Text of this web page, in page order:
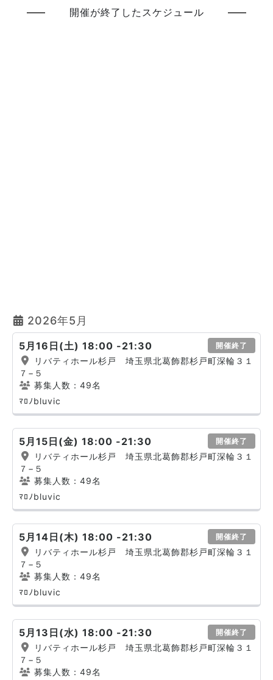
開催が終了したスケジュール
2026年5月
5月16日(土) 18:00 -21:30 開催終了
リバティホール杉戸 埼玉県北葛飾郡杉戸町深輪３１
７−５
募集人数：49名
ﾏﾛﾉbluvic
5月15日(金) 18:00 -21:30 開催終了
リバティホール杉戸 埼玉県北葛飾郡杉戸町深輪３１
７−５
募集人数：49名
ﾏﾛﾉbluvic
5月14日(木) 18:00 -21:30 開催終了
リバティホール杉戸 埼玉県北葛飾郡杉戸町深輪３１
７−５
募集人数：49名
ﾏﾛﾉbluvic
5月13日(水) 18:00 -21:30 開催終了
リバティホール杉戸 埼玉県北葛飾郡杉戸町深輪３１
７−５
募集人数：49名